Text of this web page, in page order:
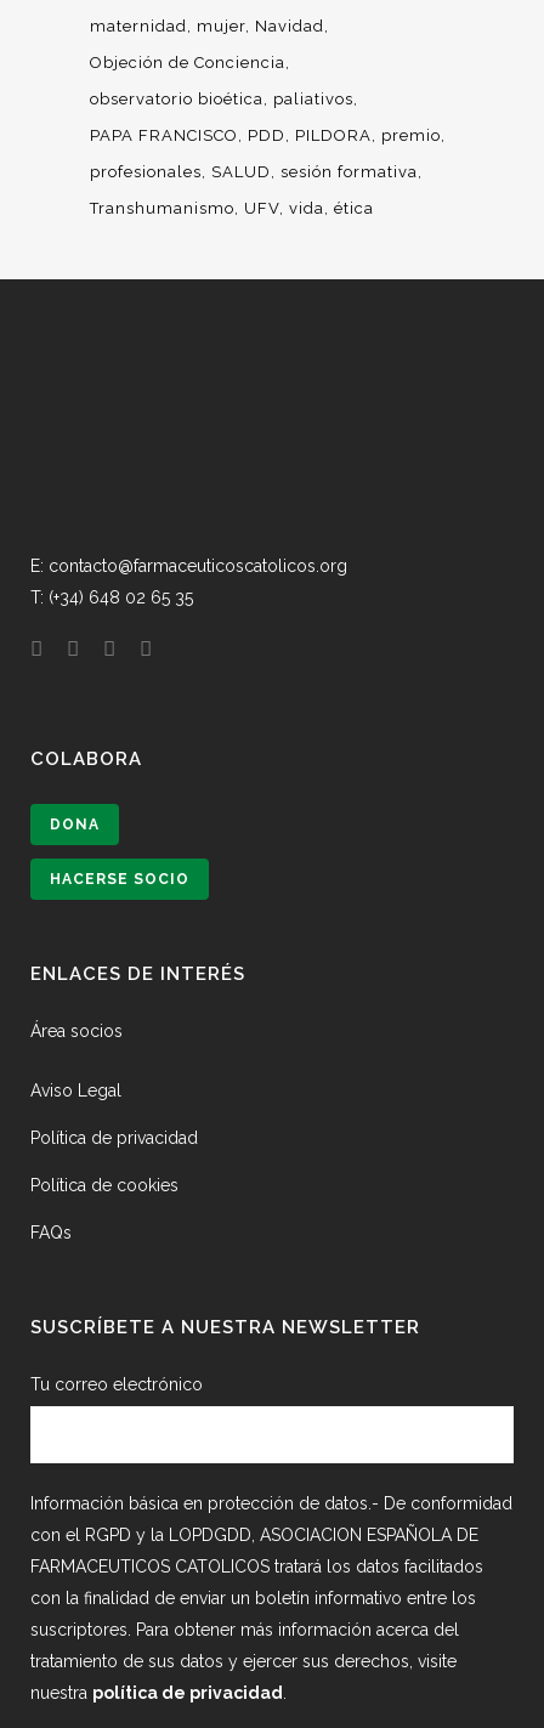
maternidad
mujer Navidad
Objeción de Conciencia
observatorio bioética
paliativos
PAPA FRANCISCO
PDD PILDORA
premio
profesionales
SALUD
sesión formativa
Transhumanismo
UFV vida ética
E: contacto@farmaceuticoscatolicos.org
T: (+34) 648 02 65 35
COLABORA
DONA
HACERSE SOCIO
ENLACES DE INTERÉS
Área socios
Aviso Legal
Política de privacidad
Política de cookies
FAQs
SUSCRÍBETE A NUESTRA NEWSLETTER
Tu correo electrónico
Información básica en protección de datos.- De conformidad
con el RGPD y la LOPDGDD, ASOCIACION ESPAÑOLA DE
FARMACEUTICOS CATOLICOS tratará los datos facilitados
con la finalidad de enviar un boletín informativo entre los
suscriptores. Para obtener más información acerca del
tratamiento de sus datos y ejercer sus derechos, visite
nuestra política de privacidad